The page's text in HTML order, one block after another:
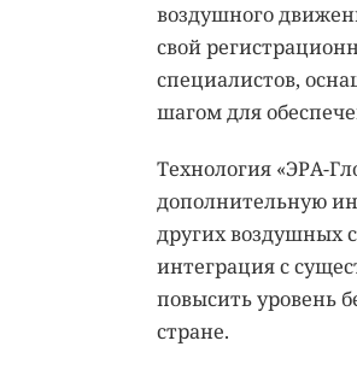
воздушного
свой
специалистов,
шагом для
Технология «ЭРА-
дополнительную
других воздушных
интеграция с
повысить уровень
стране.